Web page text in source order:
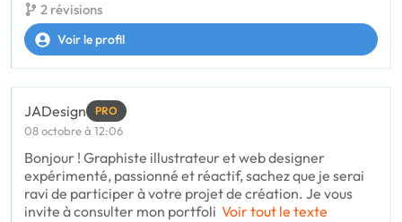
2 révisions
Voir le profil
JADesign PRO
08 octobre à 12:06
Bonjour ! Graphiste illustrateur et web designer
expérimenté, passionné et réactif, sachez que je serai
ravi de participer à votre projet de création. Je vous
invite à consulter mon portfoli Voir tout le texte